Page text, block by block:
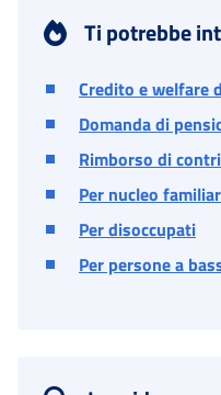
Ti potrebbe
Credito e welfare
Domanda di
Rimborso di
Per nucleo
Per disoccupati
Per persone a